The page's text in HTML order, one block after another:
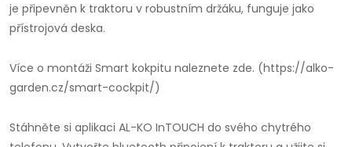
je připevněn k traktoru v robustním držáku, funguje jako
přístrojová deska.
Více o montáži Smart kokpitu naleznete zde. (https://alko-
garden.cz/smart-cockpit/)
Stáhněte si aplikaci AL-KO InTOUCH do svého chytrého